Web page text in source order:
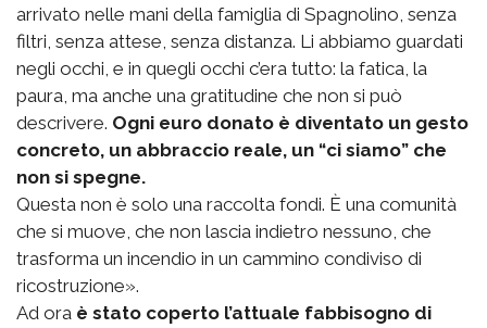
arrivato nelle mani della famiglia di Spagnolino, senza
filtri, senza attese, senza distanza. Li abbiamo guardati
negli occhi, e in quegli occhi c’era tutto: la fatica, la
paura, ma anche una gratitudine che non si può
descrivere. Ogni euro donato è diventato un gesto
concreto, un abbraccio reale, un “ci siamo” che
non si spegne.
Questa non è solo una raccolta fondi. È una comunità
che si muove, che non lascia indietro nessuno, che
trasforma un incendio in un cammino condiviso di
ricostruzione».
Ad ora è stato coperto l’attuale fabbisogno di